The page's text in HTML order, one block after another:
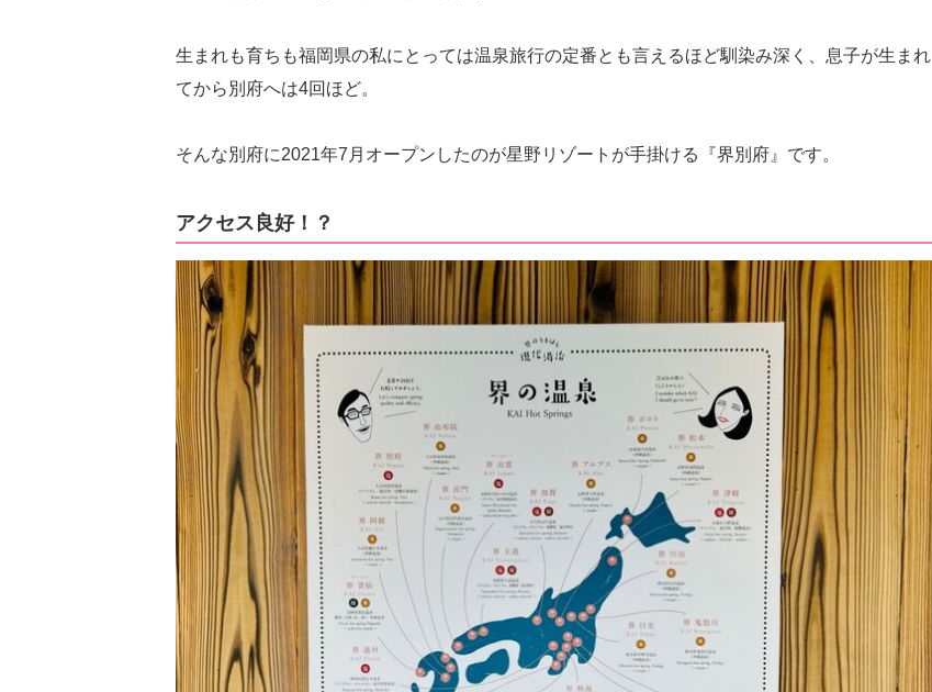
生まれも育ちも福岡県の私にとっては温泉旅行の定番とも言えるほど馴染み深く、息子が生まれ
てから別府へは4回ほど。
そんな別府に2021年7月オープンしたのが星野リゾートが手掛ける『界別府』です。
アクセス良好！？